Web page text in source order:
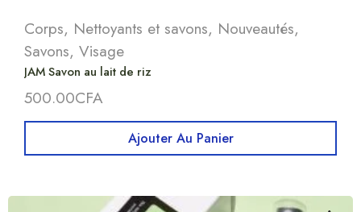
Corps, Nettoyants et savons, Nouveautés,
Savons, Visage
JAM Savon au lait de riz
500.00CFA
Ajouter Au Panier